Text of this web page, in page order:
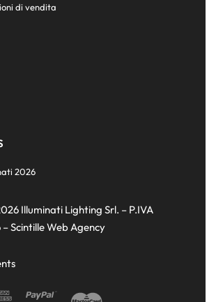
di vendita
2026
Illuminati Lighting Srl. – P.IVA
–Scintille Web Agency